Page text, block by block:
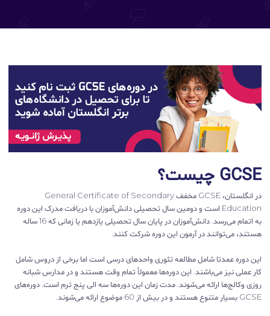
GCSE چیست؟
در انگلستان، GCSE مخفف General Certificate of Secondary
Education است و دومین سال تحصیلی دانش‌آموزان با دریافت مدرک این دوره
به اتمام می‌رسد. دانش‌آموزان در پایان سال تحصیلی یازدهم یا زمانی که 16 ساله
هستند، می‌توانند در آرمون این دوره شرکت کنند.
این دوره عمدتا شامل مطالعه تئوری واحدهای درسی است اما برخی از دروس شامل
کار عملی نیز می‌باشند. این دوره‌ها معمولاً تمام وقت هستند و در مدارس شبانه
روزی وکالج‌ها ارائه می‌شوند. مدت زمان این دوره‌ها سه الی پنج ترم است. دوره‌های
GCSE بسیار متنوع هستند و در بیش از 60 موضوع ارائه می‌شوند.